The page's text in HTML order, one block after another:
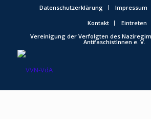
Datenschutzerklärung Impressum
Kontakt
Eintreten
Vereinigung der Verfolgten des
AntifaschistInnen e. V.